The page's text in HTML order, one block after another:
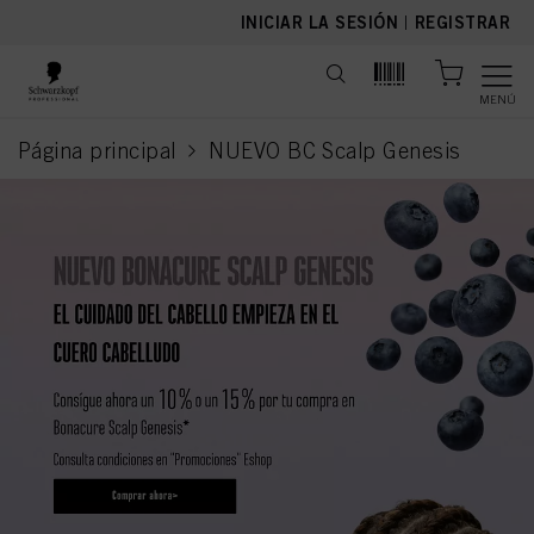
INICIAR LA SESIÓN | REGISTRAR
MENÚ
Página principal NUEVO BC Scalp Genesis
current page